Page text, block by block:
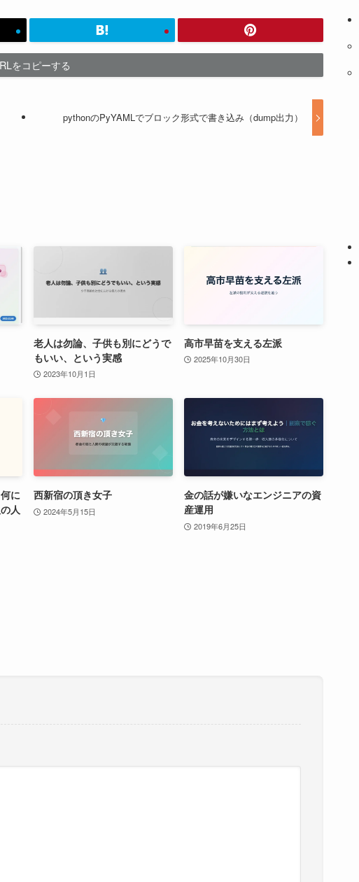
をコピーする
pythonのPyYAMLでブロック形式で書き込み（dump出力）
老人は勿論、子供も別にどうで
もいい、という実感
2023年10月1日
高市早苗を支える左派
2025年10月30日
に
人
西新宿の頂き女子
2024年5月15日
金の話が嫌いなエンジニアの資
産運用
2019年6月25日